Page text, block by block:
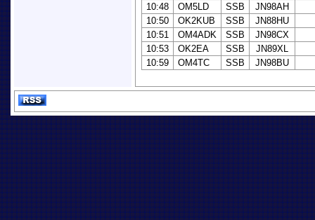
10:48
OM5LD SSB
JN98AH
10:50
OK2KUB SSB
JN88HU
10:51
OM4ADK SSB
JN98CX
10:53
OK2EA SSB
JN89XL
10:59
OM4TC SSB JN98BU